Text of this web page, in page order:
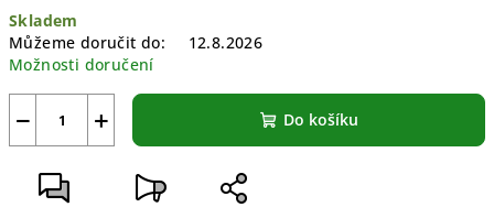
cena:
Skladem
Můžeme doručit do:
12.8.2026
Možnosti doručení
+
− Do košíku